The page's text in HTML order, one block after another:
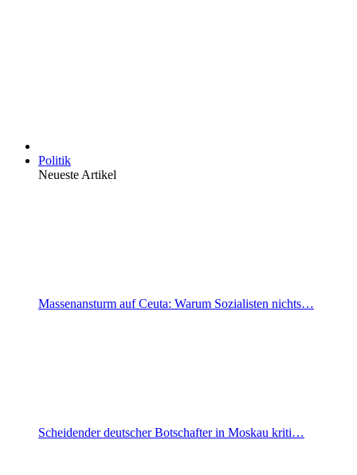
Politik
Neueste Artikel
Massenansturm auf Ceuta: Warum Sozialisten nichts…
Scheidender deutscher Botschafter in Moskau kriti…